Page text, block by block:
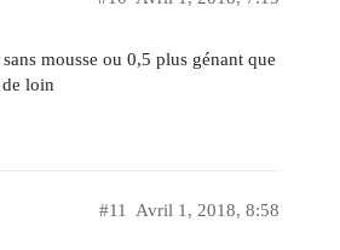
mousse ou 0,5 plus génant que
loin
Avril 1, 2018, 8:58
#11